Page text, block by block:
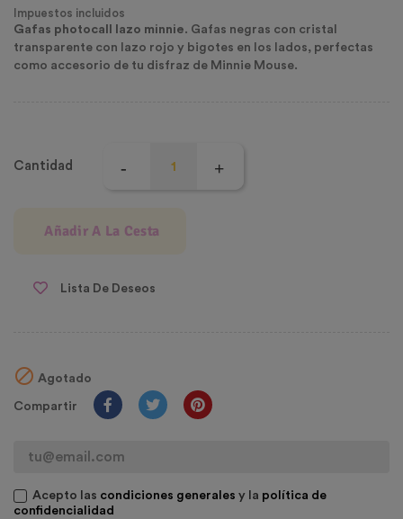
Impuestos incluidos
Gafas photocall lazo minnie. Gafas negras con cristal
transparente con lazo rojo y bigotes en los lados, perfectas
como accesorio de tu disfraz de Minnie Mouse.
Cantidad
Añadir A La Cesta
Lista De Deseos
 Agotado
Compartir
Acepto las condiciones generales y la política de
confidencialidad